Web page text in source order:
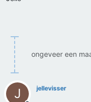
ongeveer een
J jellevisser